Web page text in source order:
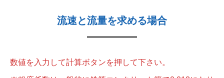
流速と流量を求める場合
数値を入力して計算ボタンを押して下さい。